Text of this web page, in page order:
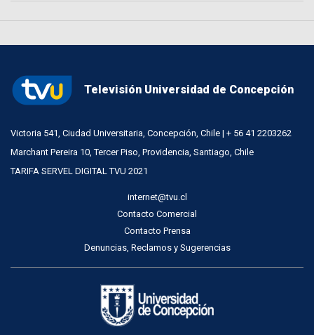
Televisión Universidad de Concepción
Victoria 541, Ciudad Universitaria, Concepción, Chile | + 56 41 2203262
Marchant Pereira 10, Tercer Piso, Providencia, Santiago, Chile
TARIFA SERVEL DIGITAL TVU 2021
internet@tvu.cl
Contacto Comercial
Contacto Prensa
Denuncias, Reclamos y Sugerencias